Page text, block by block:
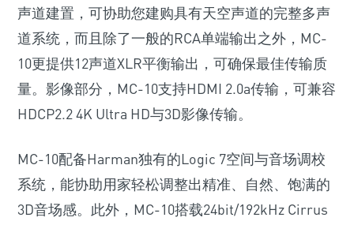
声道建置，可协助您建购具有天空声道的完整多声
道系统，而且除了一般的RCA单端输出之外，MC-
10更提供12声道XLR平衡输出，可确保最佳传输质
量。影像部分，MC-10支持HDMI 2.0a传输，可兼容
HDCP2.2 4K Ultra HD与3D影像传输。
MC-10配备Harman独有的Logic 7空间与音场调校
系统，能协助用家轻松调整出精准、自然、饱满的
3D音场感。此外，MC-10搭载24bit/192kHz Cirrus